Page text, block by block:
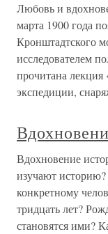
Любовь и
марта 1900 года
Кронштадтского
исследователем
прочитана
экспедиции,
Вдохновение
изучают историю?
конкретному
тридцать лет?
становятся ими?